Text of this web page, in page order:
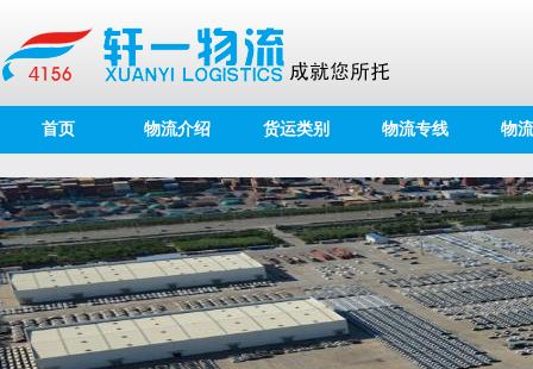
首页 物流介绍 货运类别 物流专线 物